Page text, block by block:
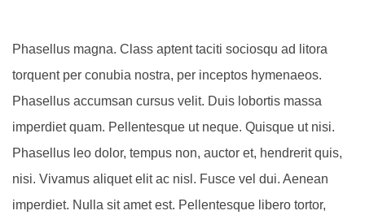
Phasellus magna. Class aptent taciti sociosqu ad litora
torquent per conubia nostra, per inceptos hymenaeos.
Phasellus accumsan cursus velit. Duis lobortis massa
imperdiet quam. Pellentesque ut neque. Quisque ut nisi.
Phasellus leo dolor, tempus non, auctor et, hendrerit quis,
nisi. Vivamus aliquet elit ac nisl. Fusce vel dui. Aenean
imperdiet. Nulla sit amet est. Pellentesque libero tortor,